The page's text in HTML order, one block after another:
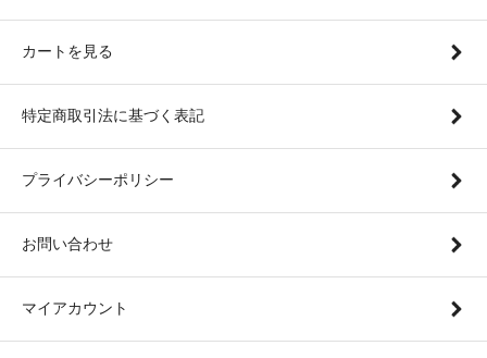
カートを見る
特定商取引法に基づく表記
プライバシーポリシー
お問い合わせ
マイアカウント